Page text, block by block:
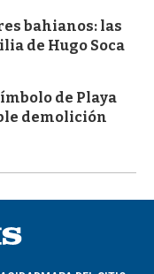
bahianos: las
de Hugo Soca
de Playa
demolición